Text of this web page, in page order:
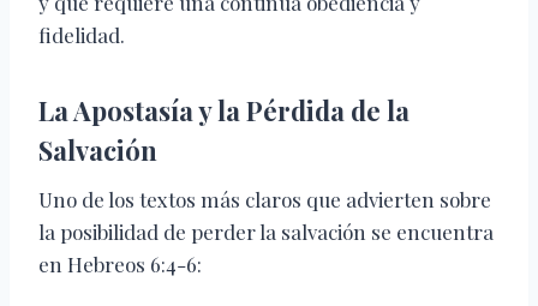
fidelidad.
La Apostasía y la Pérdida de la
Salvación
Uno de los textos más claros que advierten sobre
la posibilidad de perder la salvación se encuentra
en Hebreos 6:4-6: